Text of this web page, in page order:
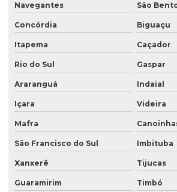
Projeto estrutural de casas
Projeto estrutural completo
Projeto estrutural completo em sp
Projeto estrutural em concreto armado
Projeto estrutural de concreto armado e
Projeto estrutural de concreto armado para
Projeto estrutural construção civil
Navegantes São
Concórdia Biguaçu
Itapema Caçador
Rio do Sul Gaspar
Araranguá Indaial
Içara Videira
Mafra
São Francisco do Sul Imbituba
Xanxerê Tijucas
Guaramirim Timbó